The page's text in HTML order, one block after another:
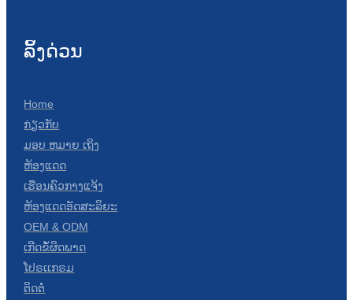
ລິ້ງດ່ວນ
Home
ກ່ຽວກັບ
ມອບ ຫມາຍ ເຖິງ
ຫ້ອງແດດ
ເຮືອນຄົວກາງແຈ້ງ
ຫ້ອງແດດອັດສະລິຍະ
OEM & ODM
ເກີດຂໍ້ຜິດພາດ
ໂປຣເເກຣມ
ຕິດຕໍ່